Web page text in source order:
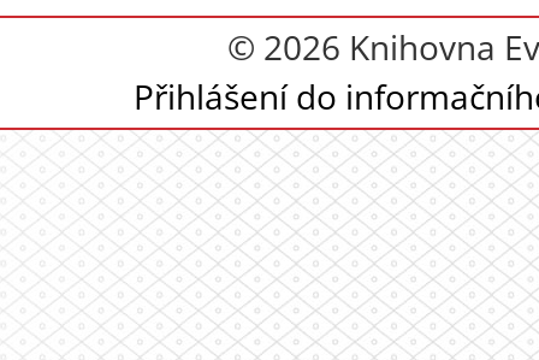
© 2026 Knihovna
Přihlášení do